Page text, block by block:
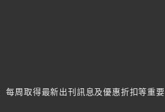
每周取得最新出刊訊息及優惠折扣等重要